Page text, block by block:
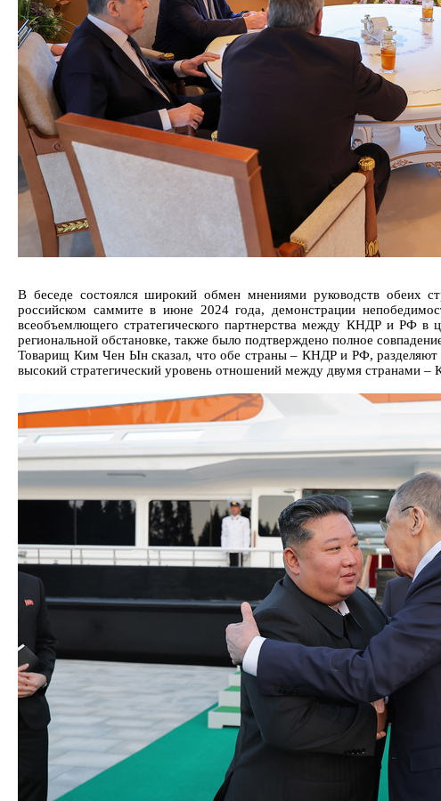
В беседе состоялся широкий обмен мнениями руководств обеих
российском саммите в июне 2024 года, демонстрации
всеобъемлющего стратегического партнерства между КНДР и РФ в
региональной обстановке, также было подтверждено полное
Товарищ Ким Чен Ын сказал, что обе страны – КНДР и РФ, разделяют
высокий стратегический уровень отношений между двумя странами